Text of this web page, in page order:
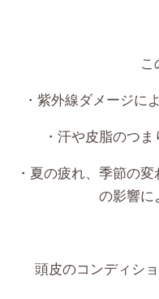
こ
・紫外線ダメージに
・汗や皮脂のつ
・夏の疲れ、季節の
の影響に
頭皮のコンディシ